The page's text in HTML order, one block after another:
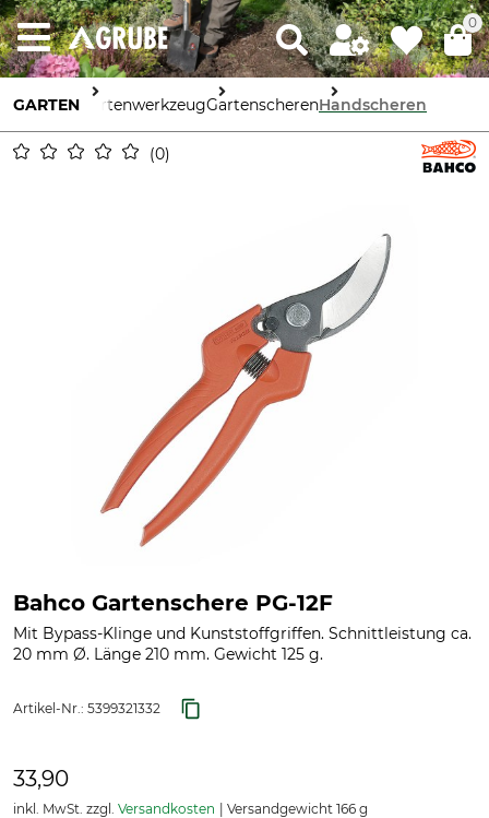
0
GARTEN GartenwerkzeugGartenscherenHandscheren
0
Bahco Gartenschere PG-12F
Mit Bypass-Klinge und Kunststoffgriffen. Schnittleistung ca.
20 mm Ø. Länge 210 mm. Gewicht 125 g.
Artikel-Nr.: 5399321332
33,90
inkl. MwSt. zzgl. Versandkosten Versandgewicht 166 g